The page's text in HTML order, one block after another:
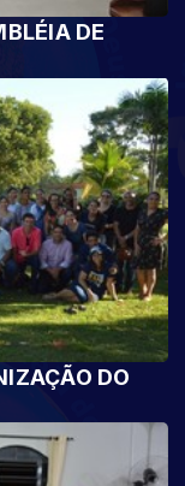
DE
DO